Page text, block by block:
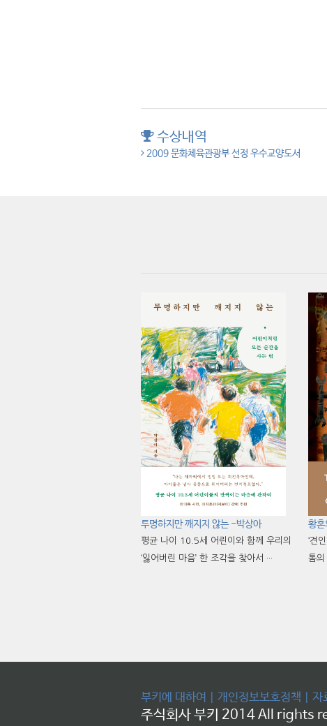
수상내역
2009 문화체육관광부 선정 우수교양도서
투명하지만 깨지지 않는 -박상아
평균 나이 10.5세 어린이와 함께 우리의
‘잃어버린 마음’ 한 조각을 찾아서 ···
황
‘견
톰의
부키에 대하여 개인정보보호정책 자
주식회사 부키 2014 All rights